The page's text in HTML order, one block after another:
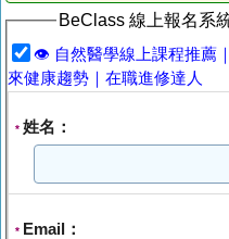
BeClass 線上報名系
👁️ 自然醫學線上課程推薦
來健康趨勢｜在職進修達人
* 姓名：
* Email：